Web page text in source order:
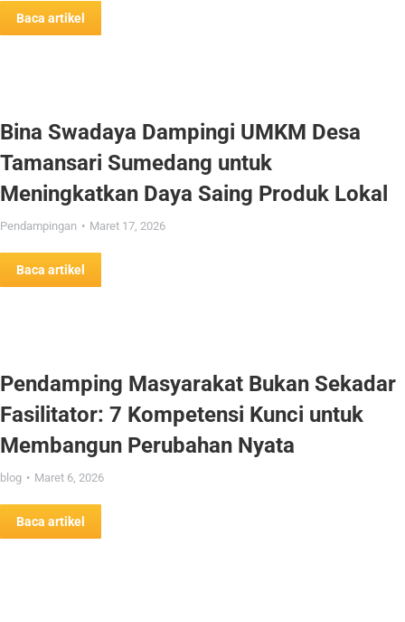
Baca artikel
Bina Swadaya Dampingi UMKM Desa
Tamansari Sumedang untuk
Meningkatkan Daya Saing Produk Lokal
Pendampingan Maret 17, 2026
Baca artikel
Pendamping Masyarakat Bukan Sekadar
Fasilitator: 7 Kompetensi Kunci untuk
Membangun Perubahan Nyata
blog Maret 6, 2026
Baca artikel